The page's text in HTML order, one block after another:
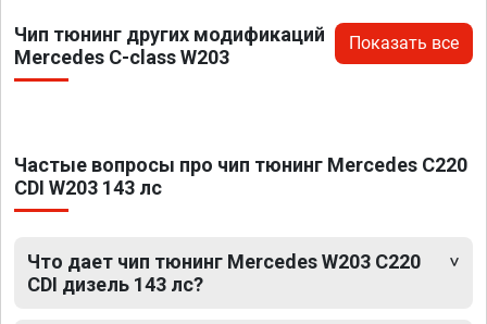
Чип тюнинг других модификаций
Mercedes C-class W203
Показать все
Частые вопросы про чип тюнинг Mercedes C220
CDI W203 143 лс
Что дает чип тюнинг Mercedes W203 C220
CDI дизель 143 лс?